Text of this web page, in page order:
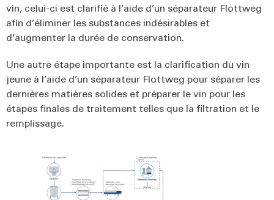
vin, celui-ci est clarifié à l’aide d’un séparateur Flottweg
afin d’éliminer les substances indésirables et
d’augmenter la durée de conservation.
Une autre étape importante est la clarification du vin
jeune à l’aide d’un séparateur Flottweg pour séparer les
dernières matières solides et préparer le vin pour les
étapes finales de traitement telles que la filtration et le
remplissage.